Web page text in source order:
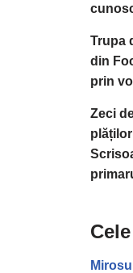
Trupa
din
prin
Zeci